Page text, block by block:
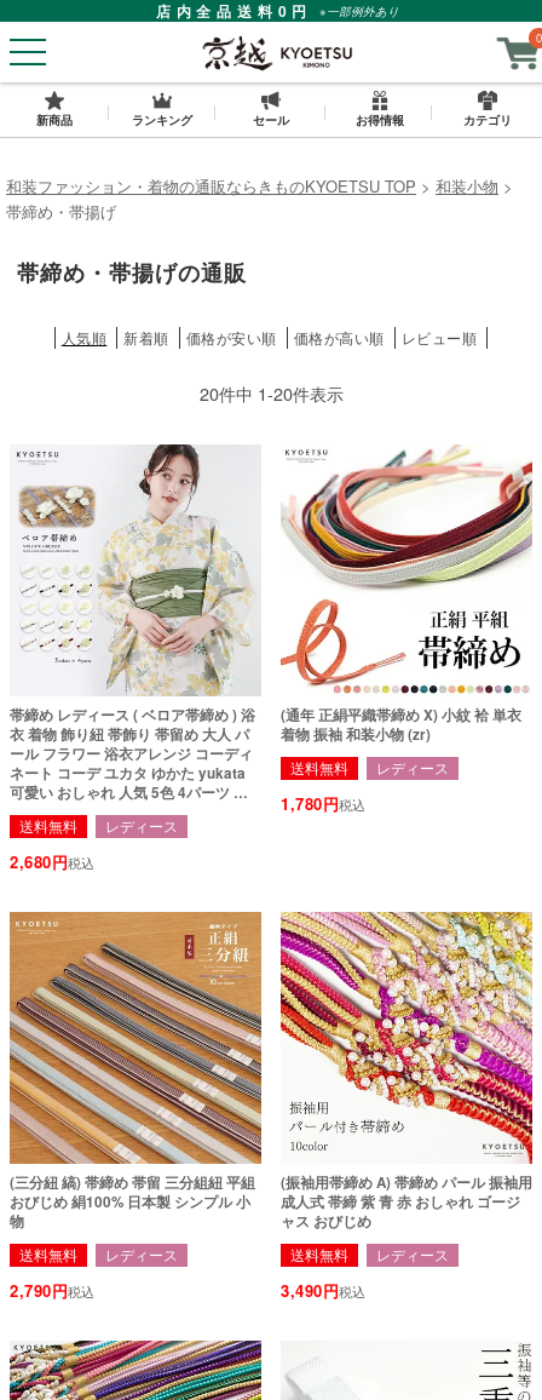
店内全品送料0円
※一部例外あり
0
新商品 ランキング セール お得情報 カテゴリ
和装ファッション・着物の通販ならきものKYOETSU TOP
和装小物
帯締め・帯揚げ
帯締め・帯揚げの通販
人気順 新着順 価格が安い順 価格が高い順 レビュー順
20件中 1-20件表示
帯締め レディース ( ベロア帯締め ) 浴
衣 着物 飾り紐 帯飾り 帯留め 大人 パ
ール フラワー 浴衣アレンジ コーディ
ネート コーデ ユカタ ゆかた yukata
可愛い おしゃれ 人気 5色 4パーツ 夏
祭り 花火大会 (rg)
送料無料 レディース
2,680 税込
(通年 正絹平織帯締め X) 小紋 袷 単衣
着物 振袖 和装小物 (zr)
送料無料 レディース
1,780 税込
(三分紐 縞) 帯締め 帯留 三分組紐 平組
おびじめ 絹100% 日本製 シンプル 小
物
送料無料 レディース
2,790 税込
(振袖用帯締め A) 帯締め パール 振袖用
成人式 帯締 紫 青 赤 おしゃれ ゴージ
ャス おびじめ
送料無料 レディース
3,490 税込